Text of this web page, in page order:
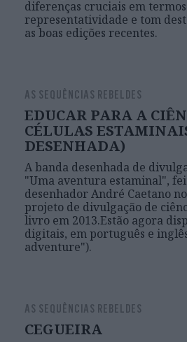
diferenças cruciais em
representatividade e tom
as boas edições recentes.
AS SEQUÊNCIAS REBELDES
EDUCAR PARA A
CÉLULAS
DESENHADA)
A banda desenhada de
"Uma aventura estaminal",
desenhador André Caetano
projeto de divulgação de
livro em 2013.Estão agora
digitais, em português e
adventure").
AS SEQUÊNCIAS REBELDES
CEGUEIRA